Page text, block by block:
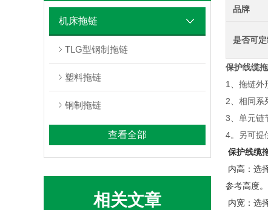
机床拖链
TLG型钢制拖链
塑料拖链
钢制拖链
查看全部
相关文章
品牌
是否可定
保护线缆
1、拖链
2、相同
3、单元链
4。另可提
保护线缆
内高：选
参考高度。
内宽：选